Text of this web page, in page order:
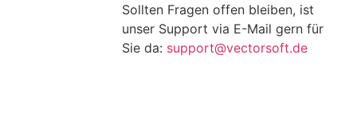
Sollten Fragen offen bleiben, ist
unser Support via E-Mail gern für
Sie da: support@vectorsoft.de